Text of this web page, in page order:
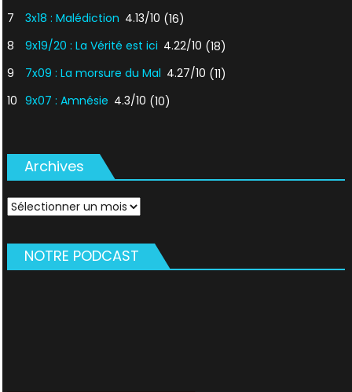
7
3x18 : Malédiction 4.13/10 (16)
8
9x19/20 : La Vérité est ici 4.22/10 (18)
9
7x09 : La morsure du Mal 4.27/10 (11)
10 9x07 : Amnésie 4.3/10 (10)
Archives
Archives
NOTRE PODCAST